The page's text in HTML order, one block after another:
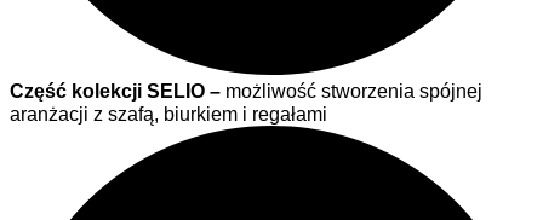
Część kolekcji SELIO – możliwość stworzenia spójnej
aranżacji z szafą, biurkiem i regałami